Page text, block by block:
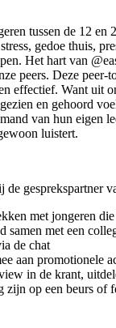
tussen de 12 en
gedoe thuis,
Het hart van
peers. Deze peer-
effectief. Want uit
en gehoord
van hun eigen
luistert.
gesprekspartner
met jongeren
samen met een
de chat
aan promotionele
in de krant,
zijn op een beurs of